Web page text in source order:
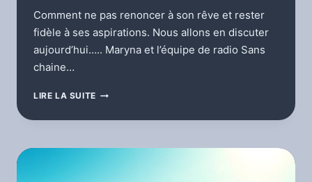
Comment ne pas renoncer à son rêve et rester
fidèle à ses aspirations. Nous allons en discuter
aujourd’hui….. Maryna et l’équipe de radio Sans
chaine…
LIRE LA SUITE PORTRAITS